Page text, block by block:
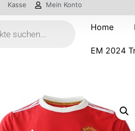
Kasse Mein Konto
Home
EM 2024